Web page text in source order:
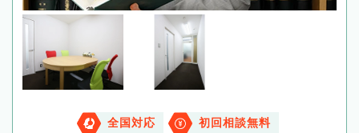
全国対応 初回相談無料